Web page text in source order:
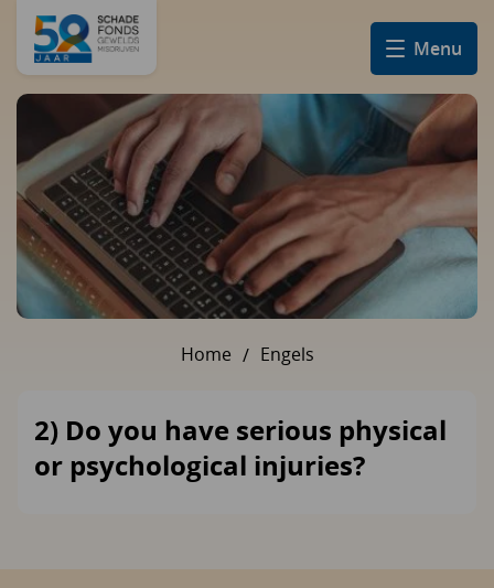
Menu
U bent hier:
Home Engels
2) Do you have serious physical
or psychological injuries?